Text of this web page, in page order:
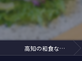
高知の和食なら料亭 濱長